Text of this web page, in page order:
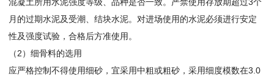
月的过期水泥及受潮、结块水泥。对进场使用的水泥必须进行安定
性及强度试验，合格后方准使用。
（2）细骨料的选用
应严格控制不得使用细砂，宜采用中粗或粗砂，采用细度模数在3.0